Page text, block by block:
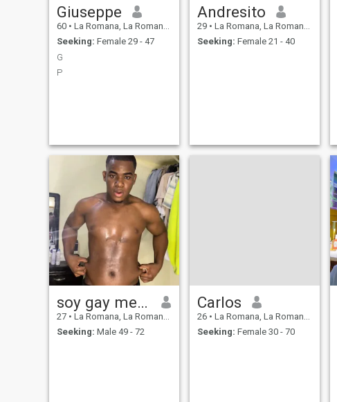
idioma inglés soy cristiano
evangélico creyente en Cristo
Jesús
Giuseppe
60 • La Romana, La Romana, Dominican Republic
Seeking: Female 29 - 47
G
P
Andresito
29 • La Romana, La Romana, Dominican Republic
Seeking: Female 21 - 40
soy gay me gustan los hombres
27 • La Romana, La Romana, Dominican Republic
Seeking: Male 49 - 72
Carlos
26 • La Romana, La Romana, Dominican Republic
Seeking: Female 30 - 70